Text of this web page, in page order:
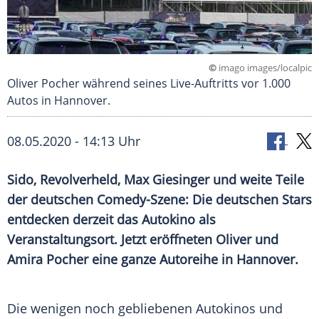
© imago images/localpic
Oliver Pocher während seines Live-Auftritts vor 1.000
Autos in Hannover.
08.05.2020 - 14:13 Uhr
Sido, Revolverheld, Max Giesingerund weite Teile
der deutschen Comedy-Szene: Die deutschen Stars
entdecken derzeit das Autokino als
Veranstaltungsort. Jetzt eröffneten Oliver und
Amira Pochereine ganze Autoreihe in Hannover.
Die wenigen noch gebliebenen Autokinos und